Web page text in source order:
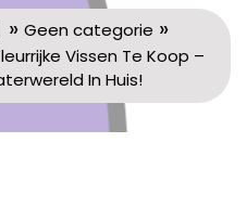
» Geen categorie »
Vissen Te Koop –
In Huis!